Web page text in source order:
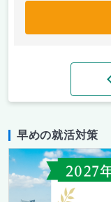
早めの就活対策